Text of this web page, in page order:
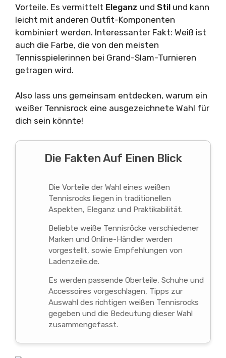
Vorteile. Es vermittelt Eleganz und Stil und kann
leicht mit anderen Outfit-Komponenten
kombiniert werden. Interessanter Fakt: Weiß ist
auch die Farbe, die von den meisten
Tennisspielerinnen bei Grand-Slam-Turnieren
getragen wird.
Also lass uns gemeinsam entdecken, warum ein
weißer Tennisrock eine ausgezeichnete Wahl für
dich sein könnte!
Die Fakten Auf Einen Blick
Die Vorteile der Wahl eines weißen
Tennisrocks liegen in traditionellen
Aspekten, Eleganz und Praktikabilität.
Beliebte weiße Tennisröcke verschiedener
Marken und Online-Händler werden
vorgestellt, sowie Empfehlungen von
Ladenzeile.de.
Es werden passende Oberteile, Schuhe und
Accessoires vorgeschlagen, Tipps zur
Auswahl des richtigen weißen Tennisrocks
gegeben und die Bedeutung dieser Wahl
zusammengefasst.